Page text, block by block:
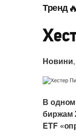
Тренд
Новини,
В
биржам
ETF